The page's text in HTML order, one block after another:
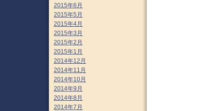
2015年6月
2015年5月
2015年4月
2015年3月
2015年2月
2015年1月
2014年12月
2014年11月
2014年10月
2014年9月
2014年8月
2014年7月